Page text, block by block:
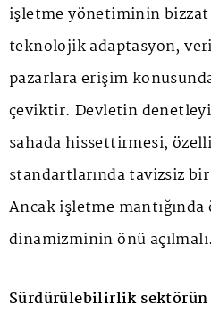
işletme yönetiminin
teknolojik adaptasyon,
pazarlara erişim
çeviktir. Devletin
sahada hissettirmesi,
standartlarında tavizsiz
Ancak işletme
dinamizminin önü açılmalı.
Sürdürülebilirlik